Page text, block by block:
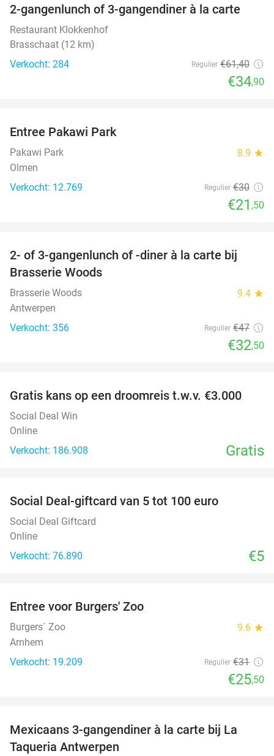
43%
2-gangenlunch of 3-gangendiner à la carte
Restaurant Klokkenhof
Brasschaat (12 km)
Verkocht: 284
Regulier €61,40
€34,90
Entree Pakawi Park
Pakawi Park 8.9 star
Olmen
Verkocht: 12.769
Regulier €30
€21 ,50
31%
2- of 3-gangenlunch of -diner à la carte bij
Brasserie Woods
Brasserie Woods 9.4 star
Antwerpen
Verkocht: 356
Regulier €47
€32,50
Gratis kans op een droomreis t.w.v. €3.000
Social Deal Win
Online
Verkocht: 186.908
Gratis
Social Deal-giftcard van 5 tot 100 euro
Social Deal Giftcard
Online
Verkocht: 76.890
€5
Entree voor Burgers' Zoo
Burgers´ Zoo 9.6 star
Arnhem
Verkocht: 19.209
Regulier €31
€25,50
32%
Mexicaans 3-gangendiner à la carte bij La
Taqueria Antwerpen